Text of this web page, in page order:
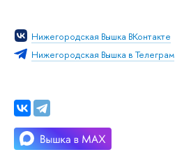
Нижегородская Вышка ВКонтакте
Нижегородская Вышка в Телеграм